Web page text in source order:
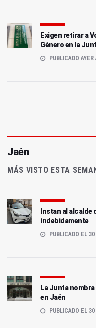
Exigen retirar a
Género en la
PUBLICADO
Jaén
MÁS VISTO ESTA
Instan al alcalde
indebidamente
PUBLICADO EL
La Junta
en Jaén
PUBLICADO EL